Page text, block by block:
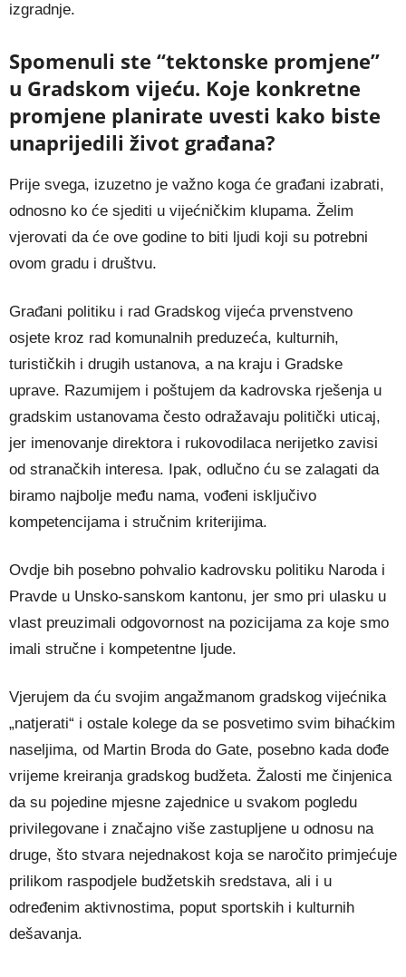
izgradnje.
Spomenuli ste “tektonske promjene”
u Gradskom vijeću. Koje konkretne
promjene planirate uvesti kako biste
unaprijedili život građana?
Prije svega, izuzetno je važno koga će građani izabrati,
odnosno ko će sjediti u vijećničkim klupama. Želim
vjerovati da će ove godine to biti ljudi koji su potrebni
ovom gradu i društvu.
Građani politiku i rad Gradskog vijeća prvenstveno
osjete kroz rad komunalnih preduzeća, kulturnih,
turističkih i drugih ustanova, a na kraju i Gradske
uprave. Razumijem i poštujem da kadrovska rješenja u
gradskim ustanovama često odražavaju politički uticaj,
jer imenovanje direktora i rukovodilaca nerijetko zavisi
od stranačkih interesa. Ipak, odlučno ću se zalagati da
biramo najbolje među nama, vođeni isključivo
kompetencijama i stručnim kriterijima.
Ovdje bih posebno pohvalio kadrovsku politiku Naroda i
Pravde u Unsko-sanskom kantonu, jer smo pri ulasku u
vlast preuzimali odgovornost na pozicijama za koje smo
imali stručne i kompetentne ljude.
Vjerujem da ću svojim angažmanom gradskog vijećnika
„natjerati“ i ostale kolege da se posvetimo svim bihaćkim
naseljima, od Martin Broda do Gate, posebno kada dođe
vrijeme kreiranja gradskog budžeta. Žalosti me činjenica
da su pojedine mjesne zajednice u svakom pogledu
privilegovane i značajno više zastupljene u odnosu na
druge, što stvara nejednakost koja se naročito primjećuje
prilikom raspodjele budžetskih sredstava, ali i u
određenim aktivnostima, poput sportskih i kulturnih
dešavanja.